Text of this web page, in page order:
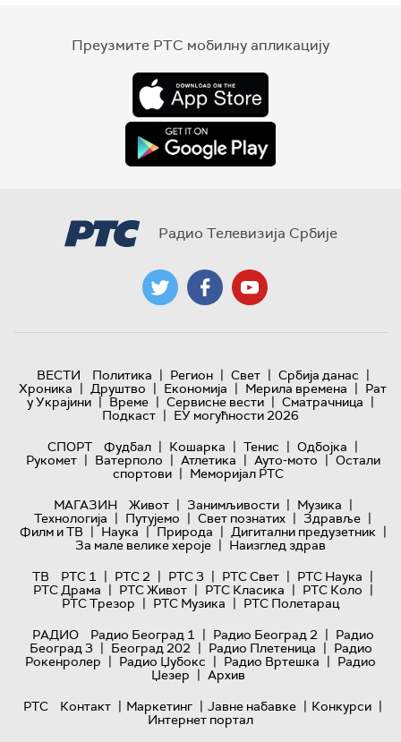
Преузмите РТС мобилну апликацију
Радио Телевизија Србије
ВЕСТИ Политика | Регион | Свет | Србија данас |
Хроника | Друштво | Економија | Мерила времена | Рат
у Украјини | Време | Сервисне вести | Сматрачница |
Подкаст | ЕУ могућности 2026
СПОРТ
Фудбал | Кошарка | Тенис | Одбојка |
Рукомет | Ватерполо | Атлетика | Ауто-мото | Остали
спортови | Меморијал РТС
МАГАЗИН
Живот | Занимљивости | Музика |
Технологијa | Путујемо | Свет познатих | Здравље |
Филм и ТВ | Наука | Природа | Дигитални предузетник |
За мале велике хероје | Наизглед здрав
ТВ
РТС 1 | РТС 2 | РТС 3 | РТС Свет | РТС Наука |
РТС Драма | РТС Живот | РТС Класика | РТС Коло |
РТС Трезор | РТС Музика | РТС Полетарац
РАДИО
Радио Београд 1 | Радио Београд 2 | Радио
Београд 3 | Београд 202 | Радио Плетеница | Радио
Рокенролер | Радио Џубокс | Радио Вртешка | Радио
Џезер | Архив
РТС
Контакт | Маркетинг | Јавне набавке | Конкурси |
Интернет портал